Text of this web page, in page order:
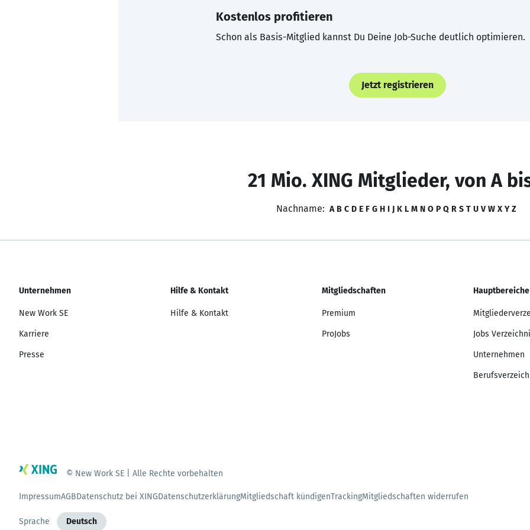
Kostenlos profitieren
Schon als Basis-Mitglied kannst Du Deine Job-Suche deutlich optimieren.
Jetzt registrieren
21 Mio. XING Mitglieder, von A
Nachname: A B C D E F G H I J K L M N O P Q R S T U V W X Y Z
Unternehmen
New Work SE
Karriere
Presse
Hilfe & Kontakt
Hilfe & Kontakt
Mitgliedschaften
Premium
ProJobs
Hauptbereiche
Jobs
Unternehmen
© New Work SE | Alle Rechte vorbehalten
ImpressumAGBDatenschutz bei XINGDatenschutzerklärungMitgliedschaft kündigenTrackingMitgliedschaften widerrufen
Sprache Deutsch